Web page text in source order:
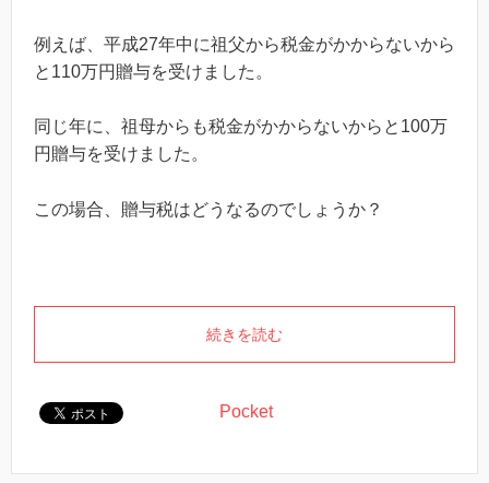
例えば、平成27年中に祖父から税金がかからないから
と110万円贈与を受けました。
同じ年に、祖母からも税金がかからないからと100万
円贈与を受けました。
この場合、贈与税はどうなるのでしょうか？
続きを読む
Pocket